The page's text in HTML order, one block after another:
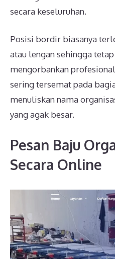
secara keseluruhan.
Posisi bordir biasanya
atau lengan sehingga
mengorbankan
sering tersemat pada
menuliskan nama
yang agak besar.
Pesan Baju
Secara Online